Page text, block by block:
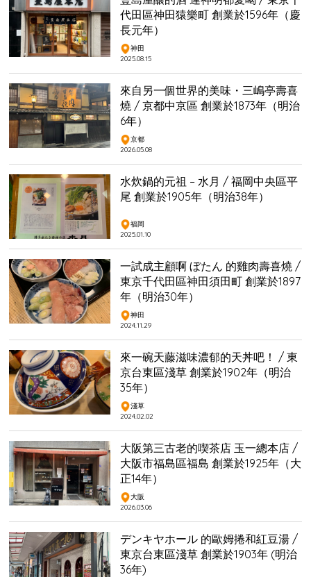
代田區神田猿樂町 創業於1596年（慶
長元年）
神田
2025.08.15
來自另一個世界的美味・三嶋亭壽喜
燒 / 京都中京區 創業於1873年（明治
6年）
京都
2026.05.08
水炊鍋的元祖 – 水月 / 福岡中央區平
尾 創業於1905年（明治38年）
福岡
2025.01.10
一試成主顧啊 ぼたん 的雞肉壽喜燒 /
東京千代田區神田須田町 創業於1897
年（明治30年）
神田
2024.11.29
來一碗天藤滋味濃郁的天丼吧！ / 東
京台東區淺草 創業於1902年（明治
35年）
淺草
2024.02.02
大阪第三古老的喫茶店 玉一總本店 /
大阪市福島區福島 創業於1925年（大
正14年）
大阪
2026.03.06
デンキヤホール 的歐姆捲和紅豆湯 /
東京台東區淺草 創業於1903年 (明治
36年)